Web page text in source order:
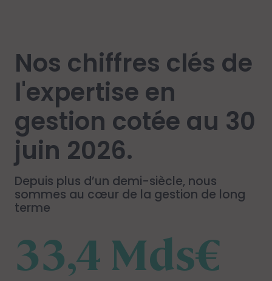
Nos chiffres clés de
l'expertise en
gestion cotée au 30
juin 2026.
Depuis plus d’un demi-siècle, nous
sommes au cœur de la gestion de long
terme
33,4 Mds€